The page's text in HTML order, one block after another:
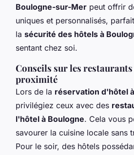
Boulogne-sur-Mer peut offrir
uniques et personnalisés,
la sécurité des hôtels à
sentant chez soi.
Conseils sur les restaurants
proximité
Lors de la réservation d'hôtel
privilégiez ceux avec des
l'hôtel à Boulogne. Cela vous
savourer la cuisine locale sans
Pour le soir, des hôtels